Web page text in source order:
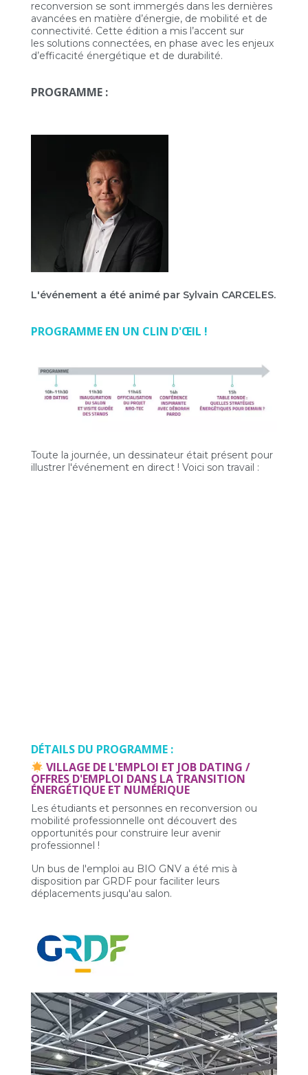
reconversion se sont immergés dans les dernières
avancées en matière d’énergie, de mobilité et de
connectivité. Cette édition a mis l’accent sur
les solutions connectées, en phase avec les enjeux
d’efficacité énergétique et de durabilité.
PROGRAMME :
L'événement a été animé par Sylvain CARCELES.
PROGRAMME EN UN CLIN D'ŒIL !
Toute la journée, un dessinateur était présent pour
illustrer l'événement en direct ! Voici son travail :
DÉTAILS DU PROGRAMME :
VILLAGE DE L'EMPLOI ET JOB DATING /
OFFRES D'EMPLOI DANS LA TRANSITION
ÉNERGÉTIQUE ET NUMÉRIQUE
Les étudiants et personnes en reconversion ou
mobilité professionnelle ont découvert des
opportunités pour construire leur avenir
professionnel !
Un bus de l'emploi au BIO GNV a été mis à
disposition par GRDF pour faciliter leurs
déplacements jusqu'au salon.